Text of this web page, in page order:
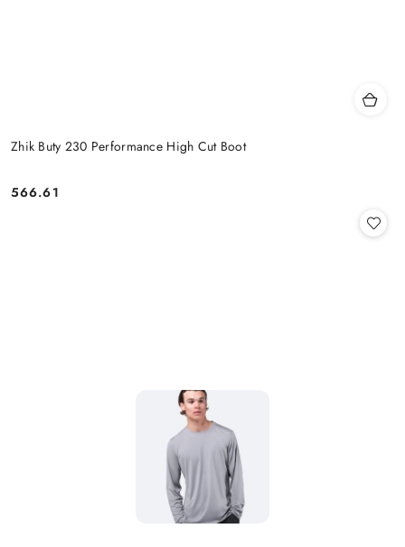
Zhik Buty 230 Performance High Cut Boot
Cena:
566.61